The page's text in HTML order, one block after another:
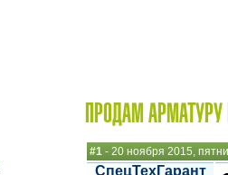
ПРОДАМ
#1 - 20 ноября 2015,
СпецТехГарант